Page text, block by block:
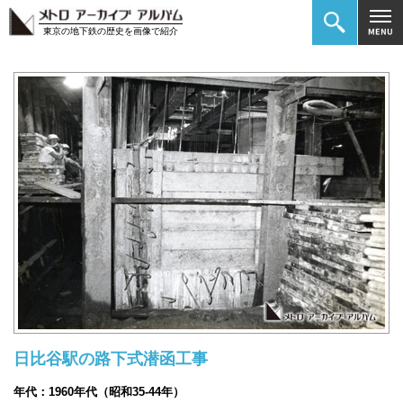
東京の地下鉄の歴史を画像で紹介
日比谷駅の路下式潜函工事
年代：1960年代（昭和35-44年）